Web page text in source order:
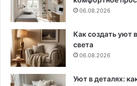
06.08.2026
Как создать
света
06.08.2026
Уют в деталях: